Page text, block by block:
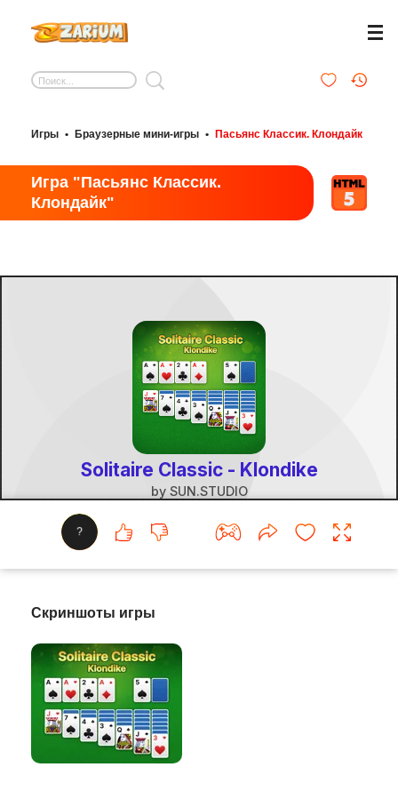
Игры • Браузерные мини-игры • Пасьянс Классик. Клондайк
Игра "Пасьянс Классик.
Клондайк"
?
Скриншоты игры